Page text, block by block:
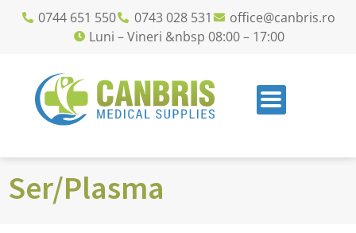
0744 651 550 0743 028 531
office@canbris.ro
Luni – Vineri &nbsp 08:00 – 17:00
Ser/Plasma